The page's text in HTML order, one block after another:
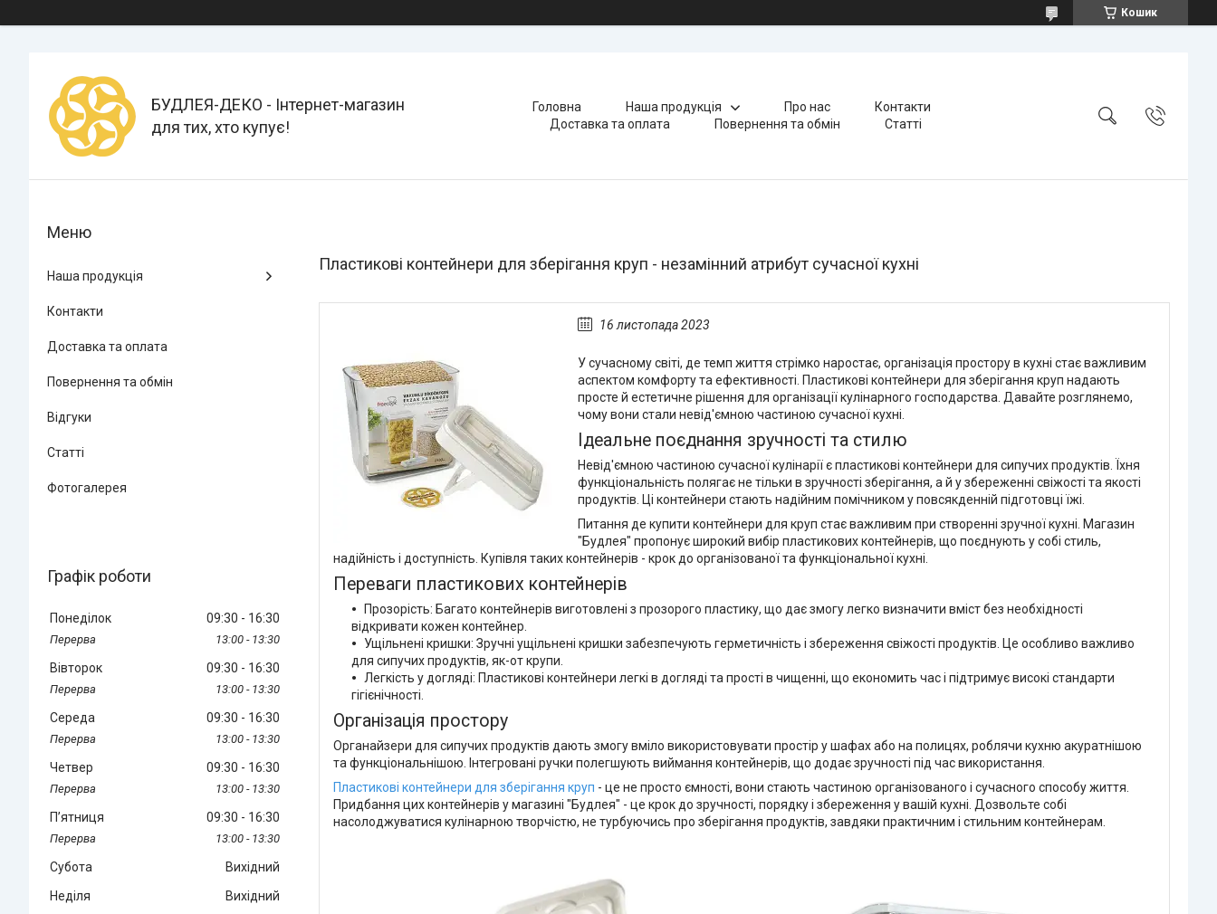
Кошик
БУДЛЕЯ-ДЕКО - Інтернет-магазин
для тих, хто купує!
Головна Наша продукція Про нас
Контакти
Доставка та оплата
Повернення та обмін Статті
Пластикові контейнери для зберігання круп - незамінний атрибут сучасної кухні
16 листопада 2023
У сучасному світі, де темп життя стрімко наростає, організація простору в кухні стає важливим
аспектом комфорту та ефективності. Пластикові контейнери для зберігання круп надають
просте й естетичне рішення для організації кулінарного господарства. Давайте розглянемо,
чому вони стали невід'ємною частиною сучасної кухні.
Ідеальне поєднання зручності та стилю
Невід'ємною частиною сучасної кулінарії є пластикові контейнери для сипучих продуктів. Їхня
функціональність полягає не тільки в зручності зберігання, а й у збереженні свіжості та якості
продуктів. Ці контейнери стають надійним помічником у повсякденній підготовці їжі.
Питання де купити контейнери для круп стає важливим при створенні зручної кухні. Магазин
"Будлея" пропонує широкий вибір пластикових контейнерів, що поєднують у собі стиль,
надійність і доступність. Купівля таких контейнерів - крок до організованої та функціональної кухні.
Переваги пластикових контейнерів
Прозорість: Багато контейнерів виготовлені з прозорого пластику, що дає змогу легко визначити вміст без необхідності
відкривати кожен контейнер.
Ущільнені кришки: Зручні ущільнені кришки забезпечують герметичність і збереження свіжості продуктів. Це особливо важливо
для сипучих продуктів, як-от крупи.
Легкість у догляді: Пластикові контейнери легкі в догляді та прості в чищенні, що економить час і підтримує високі стандарти
гігієнічності.
Організація простору
Органайзери для сипучих продуктів дають змогу вміло використовувати простір у шафах або на полицях, роблячи кухню акуратнішою
та функціональнішою. Інтегровані ручки полегшують виймання контейнерів, що додає зручності під час використання.
Пластикові контейнери для зберігання круп - це не просто ємності, вони стають частиною організованого і сучасного способу життя.
Придбання цих контейнерів у магазині "Будлея" - це крок до зручності, порядку і збереження у вашій кухні. Дозвольте собі
насолоджуватися кулінарною творчістю, не турбуючись про зберігання продуктів, завдяки практичним і стильним контейнерам.
Наша продукція
Контакти
Доставка та оплата
Повернення та обмін
Відгуки
Статті
Фотогалерея
Графік роботи
Понеділок 09:30 16:30
13:00 13:30
Вівторок 09:30 16:30
13:00 13:30
Середа 09:30 16:30
13:00 13:30
Четвер 09:30 16:30
13:00 13:30
Пʼятниця 09:30 16:30
13:00 13:30
Субота
Вихідний
Неділя
Вихідний